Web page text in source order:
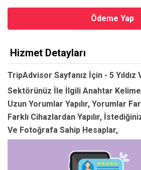
Ödeme Yap
Hizmet Detayları
TripAdvisor Sayfanız İçin - 5
Sektörünüz İle İlgili Anahtar
Uzun Yorumlar Yapılır, Yorumlar
Farklı Cihazlardan Yapılır,
Ve Fotoğrafa Sahip Hesaplar,